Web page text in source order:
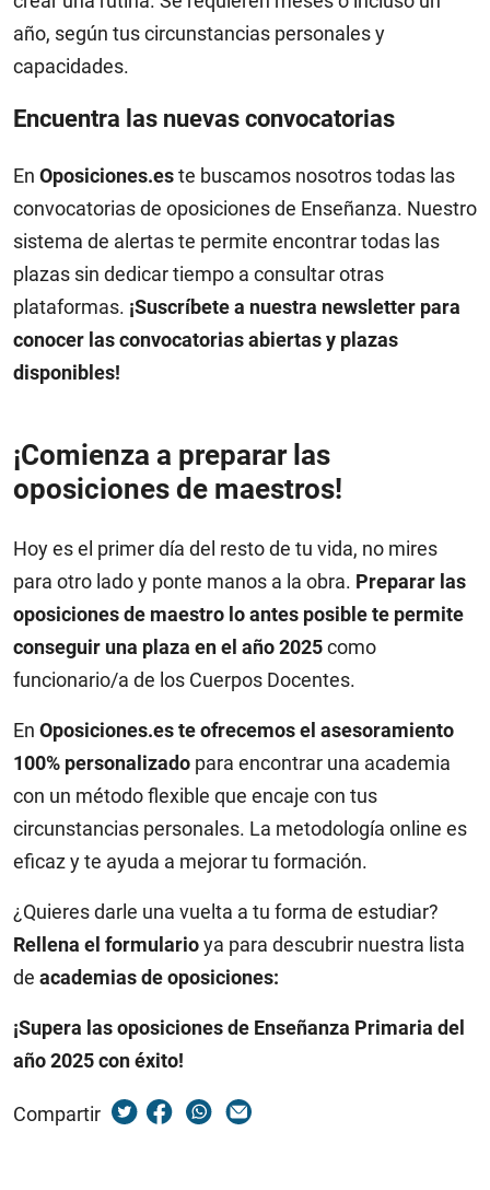
año, según tus circunstancias personales y
capacidades.
Encuentra las nuevas convocatorias
En Oposiciones.este buscamos nosotros todas las
convocatorias de oposiciones de Enseñanza. Nuestro
sistema de alertas te permite encontrar todas las
plazas sin dedicar tiempo a consultar otras
plataformas. ¡Suscríbete a nuestra newsletter para
conocer las convocatorias abiertas y plazas
disponibles!
¡Comienza a preparar las
oposiciones de maestros!
Hoy es el primer día del resto de tu vida, no mires
para otro lado y ponte manos a la obra. Preparar las
oposiciones de maestro lo antes posible te permite
conseguir una plaza en el año 2025como
funcionario/a de los Cuerpos Docentes.
En Oposiciones.es te ofrecemos el asesoramiento
100% personalizado para encontrar una academia
con un método flexible que encaje con tus
circunstancias personales. La metodología online es
eficaz y te ayuda a mejorar tu formación.
¿Quieres darle una vuelta a tu forma de estudiar?
Rellena el formularioya para descubrir nuestra lista
de academias de oposiciones:
¡Supera las oposiciones de Enseñanza Primaria del
año 2025 con éxito!
Compartir